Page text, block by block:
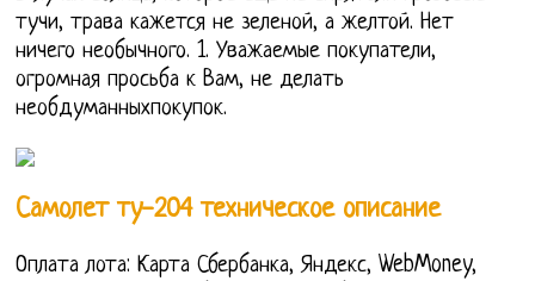
тучи, трава кажется не зеленой, а желтой. Нет
ничего необычного. 1. Уважаемые покупатели,
огромная просьба к Вам, не делать
необдуманныхпокупок.
Самолет ту-204 техническое описание
Оплата лота: Карта Сбербанка, Яндекс, WebMoney,